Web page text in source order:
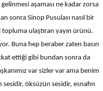
aşaması ne kadar zorsa
sonra Sinop Pusulası nasıl bir
topluma ulaştıran yayın ürünü.
Buna hep beraber zaten basın
ettiği gibi bundan sonra da
var sizler var ama benim
öksüzün sesidir, esnafın